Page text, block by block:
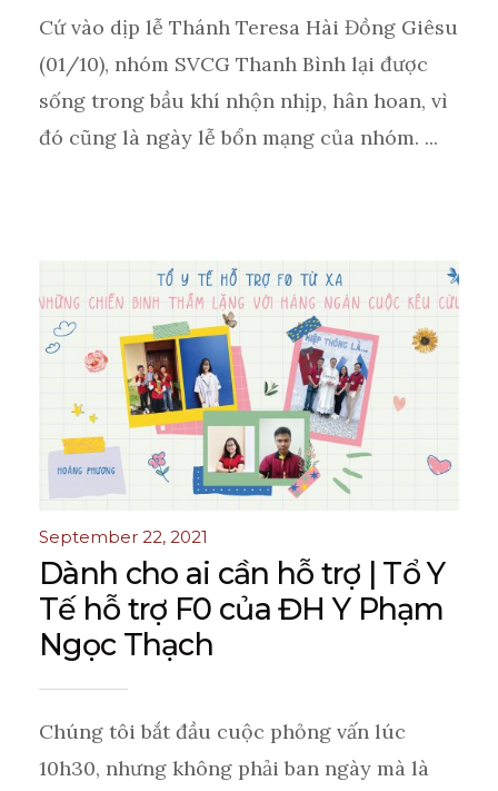
Cứ vào dịp lễ Thánh Teresa Hài Đồng Giêsu
(01/10), nhóm SVCG Thanh Bình lại được
sống trong bầu khí nhộn nhịp, hân hoan, vì
đó cũng là ngày lễ bổn mạng của nhóm. ...
September 22, 2021
Dành cho ai cần hỗ trợ | Tổ Y
Tế hỗ trợ F0 của ĐH Y Phạm
Ngọc Thạch
Chúng tôi bắt đầu cuộc phỏng vấn lúc
10h30, nhưng không phải ban ngày mà là